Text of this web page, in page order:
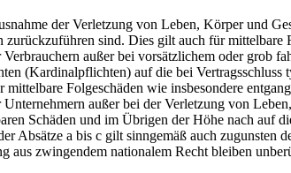
der Verletzung von Leben, Körper und
zurückzuführen sind. Dies gilt auch für mittelbare
außer bei vorsätzlichem oder grob
(Kardinalpflichten) auf die bei
Folgeschäden wie insbesondere
außer bei der Verletzung von
Schäden und im Übrigen der Höhe nach auf
Absätze a bis c gilt sinngemäß auch zugunsten
aus zwingendem nationalem Recht bleiben